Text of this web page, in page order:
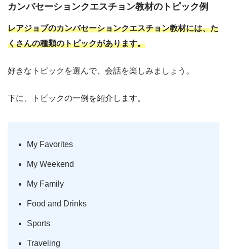
カンバセーションクエスチョン教材のトピック例
レアジョブのカンバセーションクエスチョン教材には、た
くさんの種類のトピックがあります。
好きなトピックを選んで、会話を楽しみましょう。
下に、トピックの一例を紹介します。
My Favorites
My Weekend
My Family
Food and Drinks
Sports
Traveling